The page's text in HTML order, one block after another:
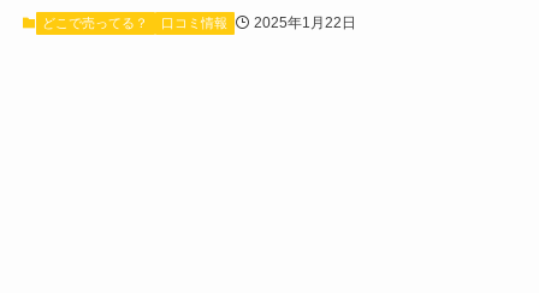
どこで売ってる？ 口コミ情報 2025年1月22日